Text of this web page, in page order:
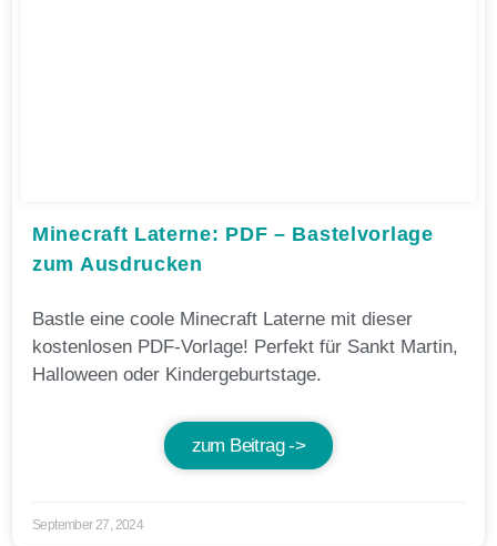
Minecraft Laterne: PDF – Bastelvorlage
zum Ausdrucken
Bastle eine coole Minecraft Laterne mit dieser
kostenlosen PDF-Vorlage! Perfekt für Sankt Martin,
Halloween oder Kindergeburtstage.
zum Beitrag ->
September 27, 2024